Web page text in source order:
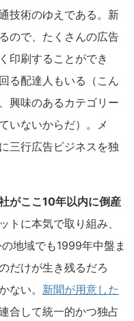
技術のゆえである。新
ので、たくさんの広告
印刷することができ
る配達人もいる（こん
興味のあるカテゴリー
いないからだ）。メ
三行広告ビジネスを独
がここ10年以内に倒産
トに本気で取り組み、
地域でも1999年中盤ま
だけが生き残るだろ
ない。 新聞が用意した
合して統一的かつ独占